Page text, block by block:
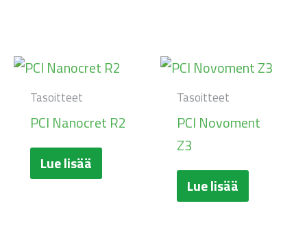
Tasoitteet
PCI Nanocret R2
Lue lisää
Tasoitteet
PCI Novoment
Z3
Lue lisää